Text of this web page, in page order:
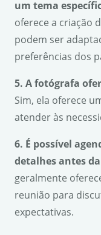
um tema
oferece a criação
podem ser
preferências dos
5. A fotógrafa
Sim, ela oferece
atender às
6. É possível
detalhes antes
geralmente
reunião para
expectativas.